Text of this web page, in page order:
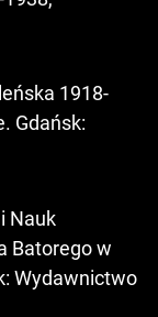
1918-
Gdańsk:
Nauk
Batorego w
Wydawnictwo